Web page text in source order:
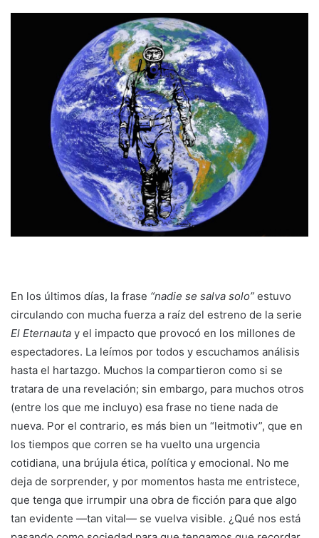
En los últimos días, la frase “nadie se salva solo” estuvo
circulando con mucha fuerza a raíz del estreno de la serie
El Eternauta y el impacto que provocó en los millones de
espectadores. La leímos por todos y escuchamos análisis
hasta el hartazgo. Muchos la compartieron como si se
tratara de una revelación; sin embargo, para muchos otros
(entre los que me incluyo) esa frase no tiene nada de
nueva. Por el contrario, es más bien un “leitmotiv”, que en
los tiempos que corren se ha vuelto una urgencia
cotidiana, una brújula ética, política y emocional. No me
deja de sorprender, y por momentos hasta me entristece,
que tenga que irrumpir una obra de ficción para que algo
tan evidente —tan vital— se vuelva visible. ¿Qué nos está